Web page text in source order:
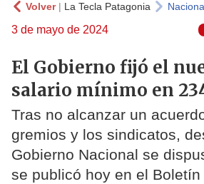
Volver| La Tecla Patagonia
3 de mayo de 2024
El Gobierno fijó el
salario mínimo en
Tras no alcanzar un
gremios y los sindicatos,
Gobierno Nacional se
se publicó hoy en el